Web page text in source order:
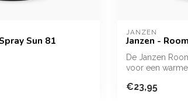
Sun 81
JANZEN
Janzen -
De Janzen
voor een
€23,95